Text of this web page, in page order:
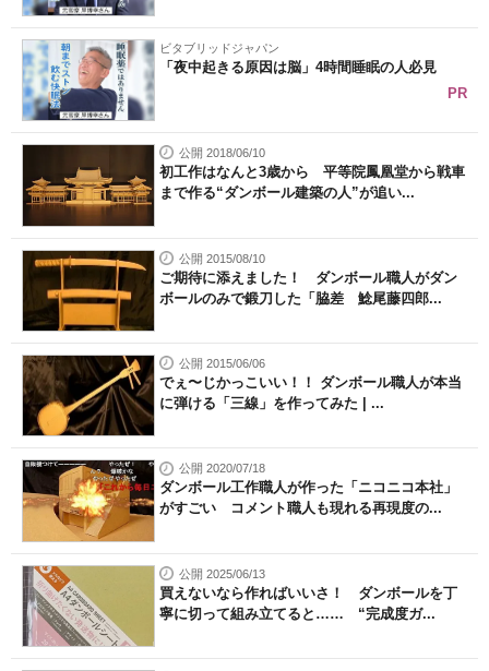
ビタブリッドジャパン
「夜中起きる原因は脳」4時間睡眠の人必見
PR
公開 2018/06/10
初工作はなんと3歳から 平等院鳳凰堂から戦車
まで作る“ダンボール建築の人”が追い...
公開 2015/08/10
ご期待に添えました！ ダンボール職人がダン
ボールのみで鍛刀した「脇差 鯰尾藤四郎...
公開 2015/06/06
でぇ〜じかっこいい！！ ダンボール職人が本当
に弾ける「三線」を作ってみた | ...
公開 2020/07/18
ダンボール工作職人が作った「ニコニコ本社」
がすごい コメント職人も現れる再現度の...
公開 2025/06/13
買えないなら作ればいいさ！ ダンボールを丁
寧に切って組み立てると…… “完成度ガ...